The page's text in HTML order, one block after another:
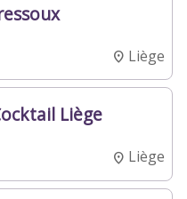
Liège
Liège
Liège